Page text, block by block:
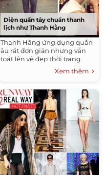
Diện quần tây chuẩn thanh
lịch như Thanh Hằng
Thanh Hằng ứng dụng quần
âu rất đơn giản nhưng vẫn
toát lên vẻ đẹp thời trang.
Xem thêm